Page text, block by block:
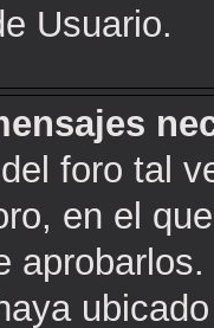
Usuario.
foro tal
en el